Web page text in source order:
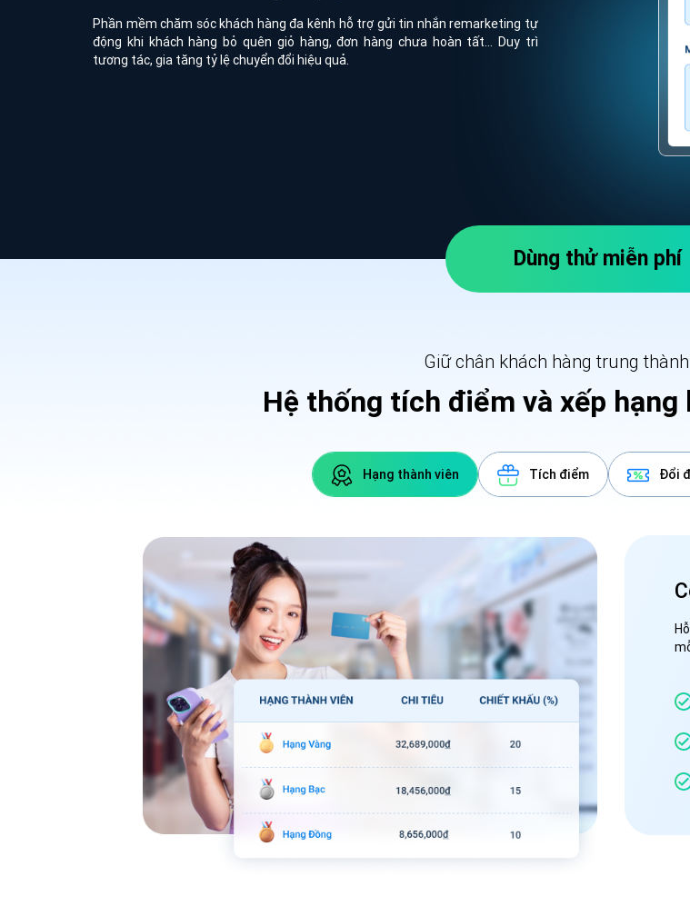
Phần mềm chăm sóc khách hàng đa kênh hỗ trợ gửi tin nhắn remarketing tự
động khi khách hàng bỏ quên giỏ hàng, đơn hàng chưa hoàn tất... Duy trì
tương tác, gia tăng tỷ lệ chuyển đổi hiệu quả.
Dùng thử miễn phí
Giữ chân khách hàng trung
Hệ thống tích điểm và xếp
Hạng thành viên Tích điểm Đổi